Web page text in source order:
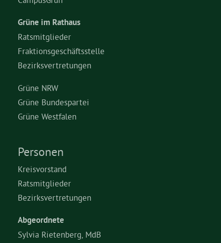
Grüne im Rathaus
Ratsmitglieder
Fraktionsgeschäftsstelle
Bezirksvertretungen
Grüne NRW
Grüne Bundespartei
Grüne Westfalen
Personen
Kreisvorstand
Ratsmitglieder
Bezirksvertretungen
Abgeordnete
Sylvia Rietenberg, MdB